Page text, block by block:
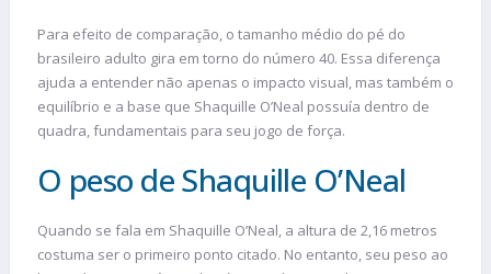
Para efeito de comparação, o tamanho médio do pé do
brasileiro adulto gira em torno do número 40. Essa diferença
ajuda a entender não apenas o impacto visual, mas também o
equilíbrio e a base que Shaquille O’Neal possuía dentro de
quadra, fundamentais para seu jogo de força.
O peso de Shaquille O’Neal
Quando se fala em Shaquille O’Neal, a altura de 2,16 metros
costuma ser o primeiro ponto citado. No entanto, seu peso ao